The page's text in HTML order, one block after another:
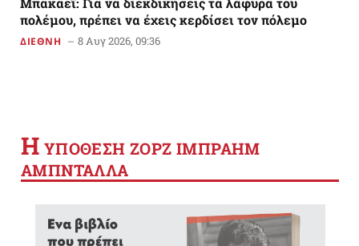
πολέμου, πρέπει να έχεις κερδίσει τον πόλεμο
ΔΙΕΘΝΗ 8 Αυγ 2026, 09:36
Η YΠΟΘΕΣΗ ΖΟΡΖ ΙΜΠΡΑΗΜ
ΑΜΠΝΤΑΛΛΑ